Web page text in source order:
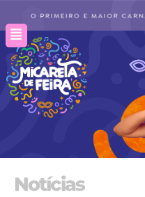
para
conteúdo
Notícias